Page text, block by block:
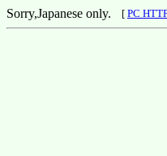
Sorry,Japanese only. [ PC